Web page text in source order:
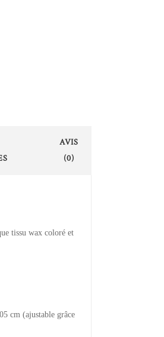
AVIS
(0)
tissu wax coloré et
cm (ajustable grâce